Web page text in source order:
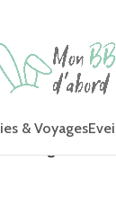
& Voyages